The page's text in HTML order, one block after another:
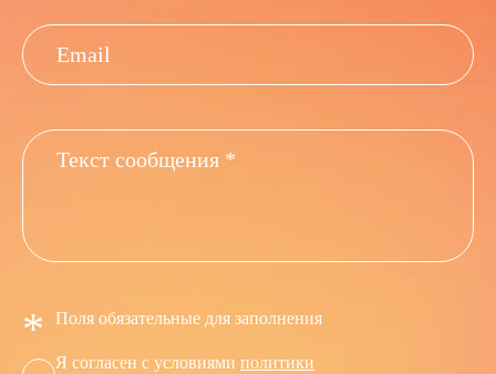
* Поля обязательные для заполнения
Я согласен с условиями политики